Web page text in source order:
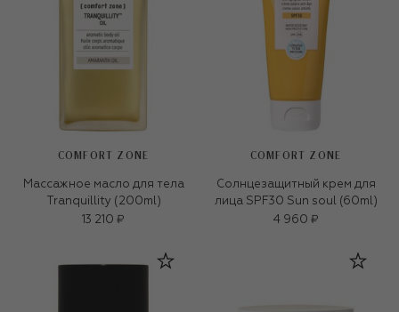
COMFORT ZONE
Массажное масло для тела
Tranquillity (200ml)
13 210 ₽
COMFORT ZONE
Солнцезащитный крем для
лица SPF30 Sun soul (60ml)
4 960 ₽